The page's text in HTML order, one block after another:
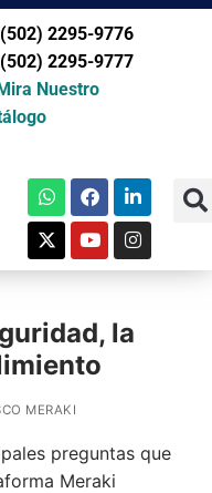
(502) 2295-9776
(502) 2295-9777
Nuestro
la
MERAKI
preguntas que
Meraki